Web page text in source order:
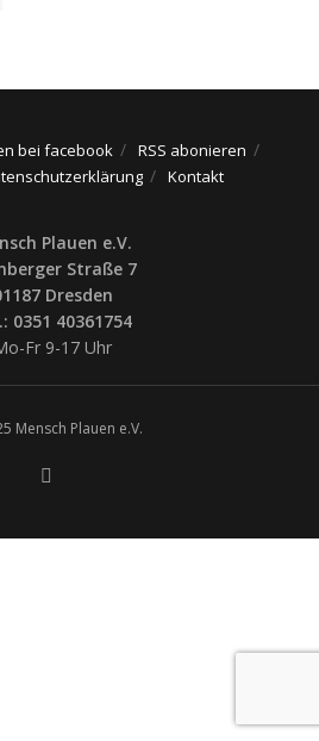
bei facebook
RSS abonieren
Kontakt
Plauen e.V.
Straße 7
Dresden
0351 40361754
Fr 9-17 Uhr
Mensch Plauen e.V.